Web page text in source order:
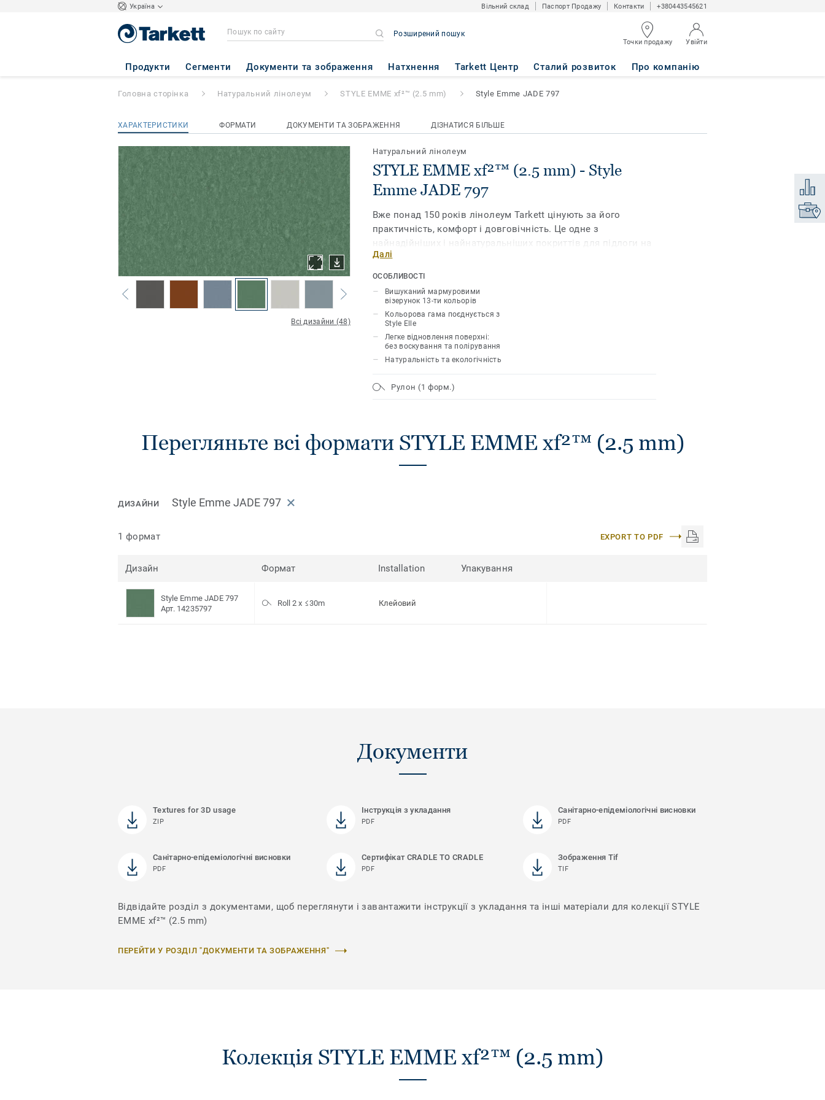
Україна Вільний склад Паспорт Продажу Контакти +380443545621
Розширений пошук
Точки продажу Увійти
Продукти Сегменти Документи та зображення Натхнення Tarkett Центр Сталий розвиток Про компанію
STYLE EMME xf²™ (2.5 mm) - Style Emme JADE 797
Головна сторінка Натуральний лінолеум STYLE EMME xf²™ (2.5 mm) Style Emme JADE 797
ХАРАКТЕРИСТИКИ ФОРМАТИ ДОКУМЕНТИ ТА ЗОБРАЖЕННЯ ДІЗНАТИСЯ БІЛЬШЕ
Всі дизайни (48)
Натуральний лінолеум
STYLE EMME xf²™ (2.5 mm) - Style
Emme JADE 797
Вже понад 150 років лінолеум Tarkett цінують за його
практичність, комфорт і довговічність. Це одне з
найнадійніших і найнатуральніших покриттів для підлоги на
ринку. Наша нова колекція Style Emme xf²™ має
мармурований візерунок, втілений у різноманітних
витончених кольорах. Поверхня зміцнена за допомогою
технології unique xf²™, що гарантує лінолеуму довговічність,
легкий догляд та ощадливе обслуговування.
Далі
ОСОБЛИВОСТІ
Вишуканий мармуровими
візерунок 13-ти кольорів
Кольорова гама поєднується з
Style Elle
Легке відновлення поверхні:
без воскування та полірування
Натуральність та екологічність
Рулон (1 форм.)
Перегляньте всі формати STYLE EMME xf²™ (2.5 mm)
ДИЗАЙНИ Style Emme JADE 797
1 формат EXPORT TO PDF
Дизайн Формат Installation Упакування
Style Emme JADE 797
Арт. 14235797
Roll 2 x ≤30m Клейовий
Документи
Textures for 3D usage
ZIP
Інструкція з укладання
PDF
Санітарно-епідеміологічні висновки
PDF
Санітарно-епідеміологічні висновки
PDF
Сертифікат CRADLE TO CRADLE
PDF
Зображення Tif
TIF
Відвідайте розділ з документами, щоб переглянути і завантажити інструкції з укладання та інші матеріали для колекції STYLE
EMME xf²™ (2.5 mm)
ПЕРЕЙТИ У РОЗДІЛ "ДОКУМЕНТИ ТА ЗОБРАЖЕННЯ"
Колекція STYLE EMME xf²™ (2.5 mm)